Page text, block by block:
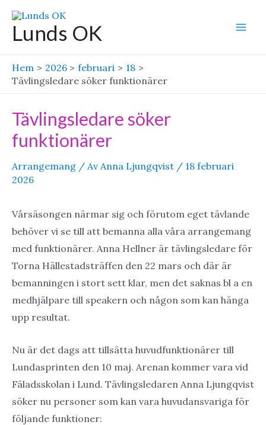
Hoppa
innehåll
Lunds OK
Hem 2026 februari
18
Tävlingsledare söker funktionärer
Tävlingsledare söker
funktionärer
Arrangemang / Av Anna Ljungqvist / 18 februari
2026
Vårsäsongen närmar sig och förutom eget tävlande
behöver vi se till att bemanna alla våra arrangemang
med funktionärer. Anna Hellner är tävlingsledare för
Torna Hällestadsträffen den 22 mars och där är
bemanningen i stort sett klar, men det saknas bl a en
medhjälpare till speakern och någon som kan hänga
upp resultat.
Nu är det dags att tillsätta huvudfunktionärer till
Lundasprinten den 10 maj. Arenan kommer vara vid
Fäladsskolan i Lund. Tävlingsledaren Anna Ljungqvist
söker nu personer som kan vara huvudansvariga för
följande funktioner: